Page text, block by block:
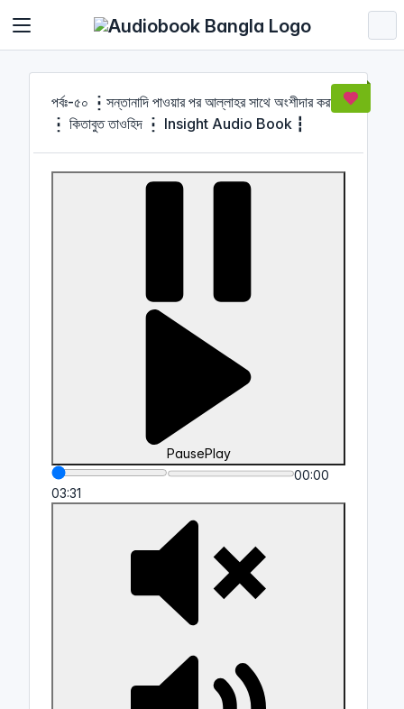
পর্বঃ-৫০ ┇সন্তানাদি পাওয়ার পর আল্লাহর সাথে অংশীদার করা
┇ কিতাবুত তাওহিদ ┇ Insight Audio Book ┇
PausePlay
00:00
03:31